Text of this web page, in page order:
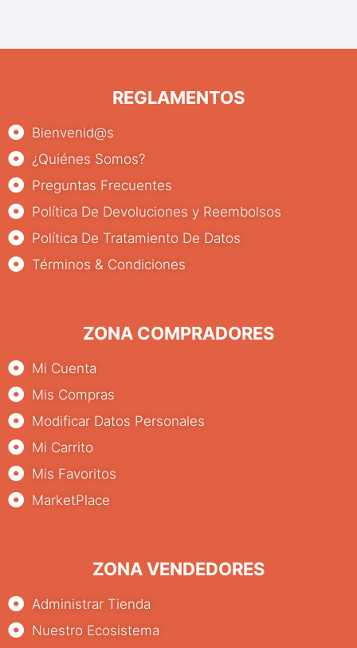
REGLAMENTOS
Bienvenid@s
¿Quiénes Somos?
Preguntas Frecuentes
Política De Devoluciones y Reembolsos
Política De Tratamiento De Datos
Términos & Condiciones
ZONA COMPRADORES
Mi Cuenta
Mis Compras
Modificar Datos Personales
Mi Carrito
Mis Favoritos
MarketPlace
ZONA VENDEDORES
Administrar Tienda
Nuestro Ecosistema